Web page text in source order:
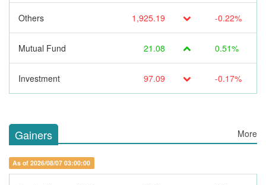
Others 1,925.19 -0.22%
Mutual Fund 21.08 0.51%
Investment 97.09 -0.17%
Gainers More
As of 2026/08/07 03:00:00